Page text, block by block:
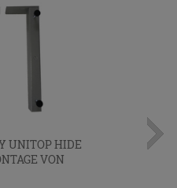
UNITOP HIDE
VON